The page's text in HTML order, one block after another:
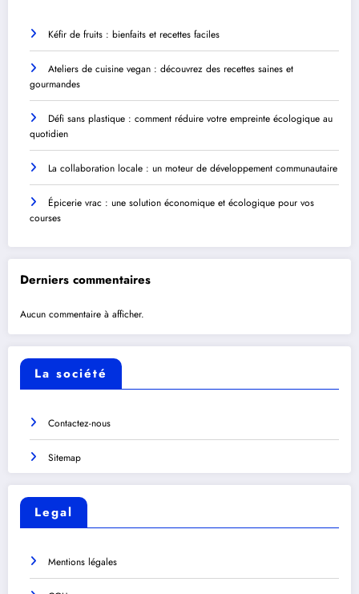
Kéfir de fruits : bienfaits et recettes faciles
Ateliers de cuisine vegan : découvrez des recettes saines et
gourmandes
Défi sans plastique : comment réduire votre empreinte écologique au
quotidien
La collaboration locale : un moteur de développement communautaire
Épicerie vrac : une solution économique et écologique pour vos
courses
Derniers commentaires
Aucun commentaire à afficher.
La société
Contactez-nous
Sitemap
Legal
Mentions légales